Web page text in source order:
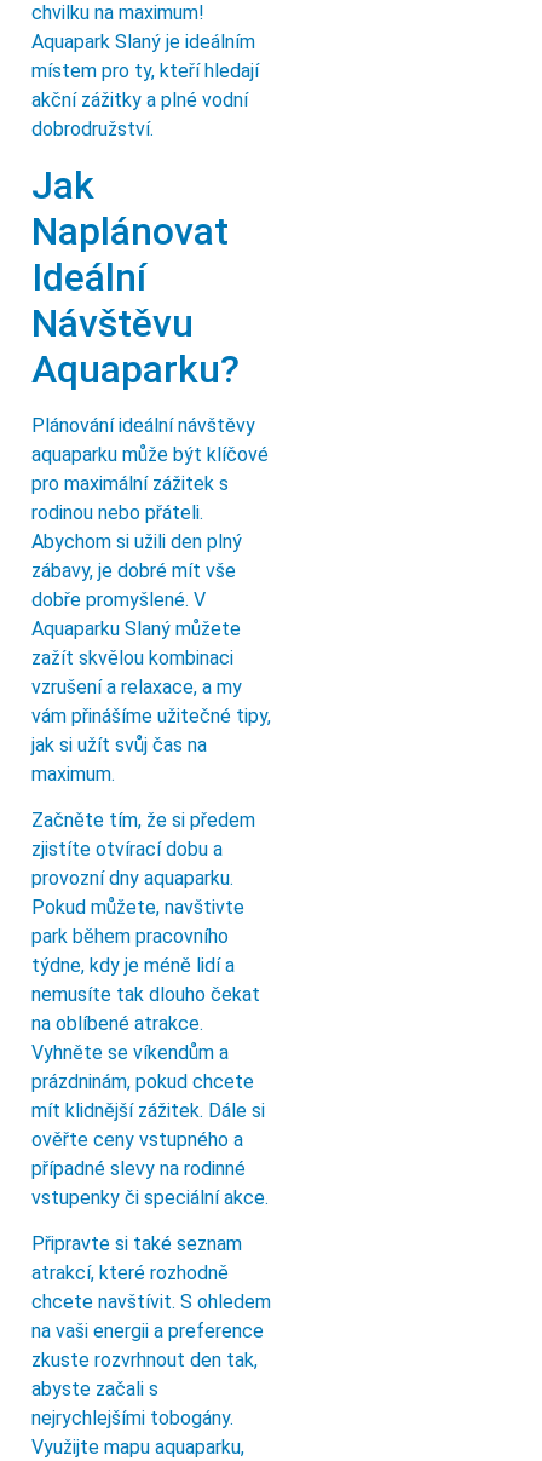
chvilku na maximum!
Aquapark Slaný je ideálním
místem pro ty, kteří hledají
akční zážitky a plné vodní
dobrodružství.
Jak
Naplánovat
Ideální
Návštěvu
Aquaparku?
Plánování ideální návštěvy
aquaparku může být klíčové
pro maximální zážitek s
rodinou nebo přáteli.
Abychom si užili den plný
zábavy, je dobré mít vše
dobře promyšlené. V
Aquaparku Slaný můžete
zažít skvělou kombinaci
vzrušení a relaxace, a my
vám přinášíme užitečné tipy,
jak si užít svůj čas na
maximum.
Začněte tím, že si předem
zjistíte otvírací dobu a
provozní dny aquaparku.
Pokud můžete, navštivte
park během pracovního
týdne, kdy je méně lidí a
nemusíte tak dlouho čekat
na oblíbené atrakce.
Vyhněte se víkendům a
prázdninám, pokud chcete
mít klidnější zážitek. Dále si
ověřte ceny vstupného a
případné slevy na rodinné
vstupenky či speciální akce.
Připravte si také seznam
atrakcí, které rozhodně
chcete navštívit. S ohledem
na vaši energii a preference
zkuste rozvrhnout den tak,
abyste začali s
nejrychlejšími tobogány.
Využijte mapu aquaparku,